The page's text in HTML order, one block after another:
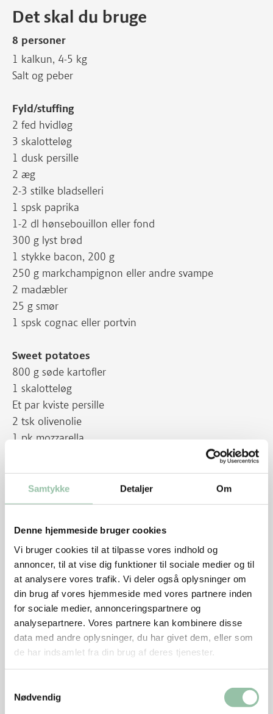
Samtykke Detaljer Om
Denne hjemmeside bruger cookies
Vi bruger cookies til at tilpasse vores indhold og
annoncer, til at vise dig funktioner til sociale medier og til
at analysere vores trafik. Vi deler også oplysninger om
din brug af vores hjemmeside med vores partnere inden
for sociale medier, annonceringspartnere og
analysepartnere. Vores partnere kan kombinere disse
data med andre oplysninger, du har givet dem, eller som
de har indsamlet fra din brug af deres tjenester.
Nødvendig
Det skal du bruge
8 personer
1 kalkun, 4-5 kg
Salt og peber
Fyld/stuffing
2 fed hvidløg
3 skalotteløg
1 dusk persille
2 æg
2-3 stilke bladselleri
1 spsk paprika
1-2 dl hønsebouillon eller fond
300 g lyst brød
1 stykke bacon, 200 g
250 g markchampignon eller andre svampe
2 madæbler
25 g smør
1 spsk cognac eller portvin
Sweet potatoes
800 g søde kartofler
1 skalotteløg
Et par kviste persille
2 tsk olivenolie
1 pk mozzarella
Pil hvidløg og skalotteløg, skyl persille og tag de
Blend det sammen med æg og paprika. Spæd til med
bouillon så det bliver grødet masse. Hæld det i skål.
Skær brød og selleristilke i tern.
Skær bacon i små tern.
Rens svampe og skær dem i skiver.
Skyl æbler, fjern kernehus og skær dem i små tern.
Varm smør på en pande ved kraftig varme og steg
Tilsæt æbler, brød og selleristilke og vend et par